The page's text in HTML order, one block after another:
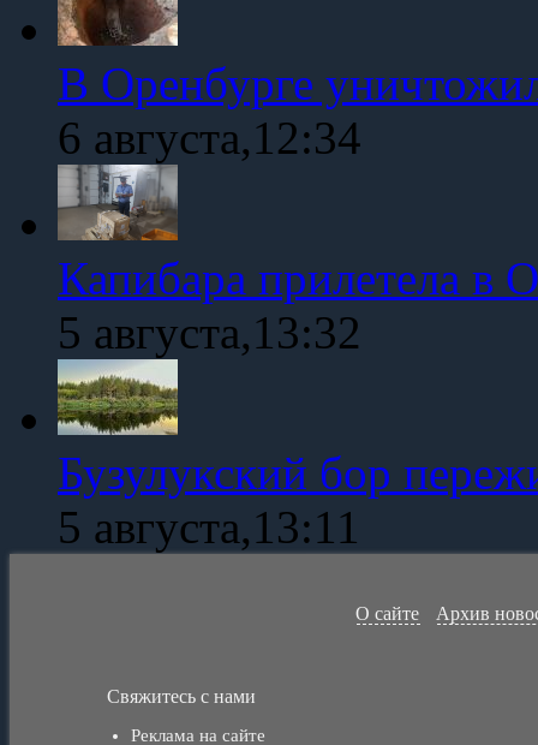
В Оренбурге
6 августа,12:34
Капибара прилетела в
5 августа,13:32
Бузулукский бор
5 августа,13:11
О сайте Архив
Свяжитесь с нами
Реклама на сайте